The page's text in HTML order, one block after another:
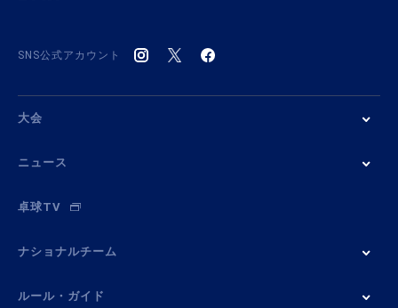
SNS公式アカウント
大会
ニュース
卓球TV
ナショナルチーム
ルール・ガイド